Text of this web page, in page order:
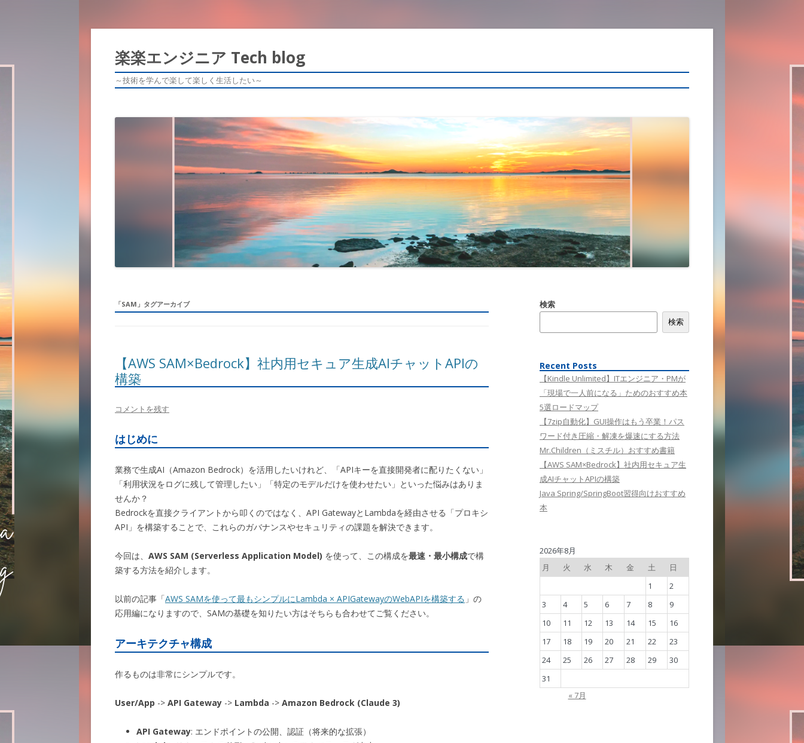
楽楽エンジニア Tech blog
～技術を学んで楽して楽しく生活したい～
ン
テ
ツ
へ
ス
キ
ッ
プ
「SAM 」タグアーカイブ
【AWS SAM×Bedrock】社内用セキュア生成AIチャットAPIの
構築
コメントを残す
はじめに
業務で生成AI（Amazon Bedrock）を活用したいけれど、「APIキーを直接開発者に配りたくない」
「利用状況をログに残して管理したい」「特定のモデルだけを使わせたい」といった悩みはありま
せんか？
Bedrockを直接クライアントから叩くのではなく、API GatewayとLambdaを経由させる「プロキシ
API」を構築することで、これらのガバナンスやセキュリティの課題を解決できます。
今回は、 AWS SAM (Serverless Application Model) を使って、この構成を最速・最小構成で構
築する方法を紹介します。
以前の記事「AWS SAMを使って最もシンプルにLambda × APIGatewayのWebAPIを構築する 」の
応用編になりますので、SAMの基礎を知りたい方はそちらも合わせてご覧ください。
アーキテクチャ構成
作るものは非常にシンプルです。
User/App -> API Gateway -> Lambda -> Amazon Bedrock (Claude 3)
API Gateway: エンドポイントの公開、認証（将来的な拡張）
検索
検索
Recent Posts
【Kindle Unlimited】ITエンジニア・PMが
「現場で一人前になる」ためのおすすめ本
5選ロードマップ
【7zip自動化】GUI操作はもう卒業！パス
ワード付き圧縮・解凍を爆速にする方法
Mr.Children（ミスチル）おすすめ書籍
【AWS SAM×Bedrock】社内用セキュア生
成AIチャットAPIの構築
Java Spring/SpringBoot習得向けおすすめ
本
2026年8月
月
火 水 木 金 土
日
1
2
3
4 5 6 7 8
9
10
11 12 13 14 15
16
17
18 19 20 21 22
23
24
25 26 27 28 29
30
31
« 7月